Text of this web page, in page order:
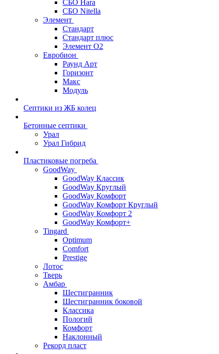
СБО Hara
СБО Nitella
Элемент
Стандарт
Стандарт плюс
Элемент О2
Евробион
Раунд Арт
Горизонт
Макс
Модуль
Септики из ЖБ колец
Бетонные септики
Урал
Урал Гибрид
Пластиковые погреба
GoodWay
GoodWay Классик
GoodWay Круглый
GoodWay Комфорт
GoodWay Комфорт Круглый
GoodWay Комфорт 2
GoodWay Комфорт+
Tingard
Optimum
Comfort
Prestige
Лотос
Тверь
Амбар
Шестигранник
Шестигранник боковой
Классика
Пологий
Комфорт
Наклонный
Рекорд пласт